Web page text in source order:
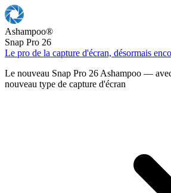
Ashampoo®
Snap Pro 26
Le pro de la capture d'écran, désormais
Le nouveau Snap Pro 26 Ashampoo —
nouveau type de capture d'écran